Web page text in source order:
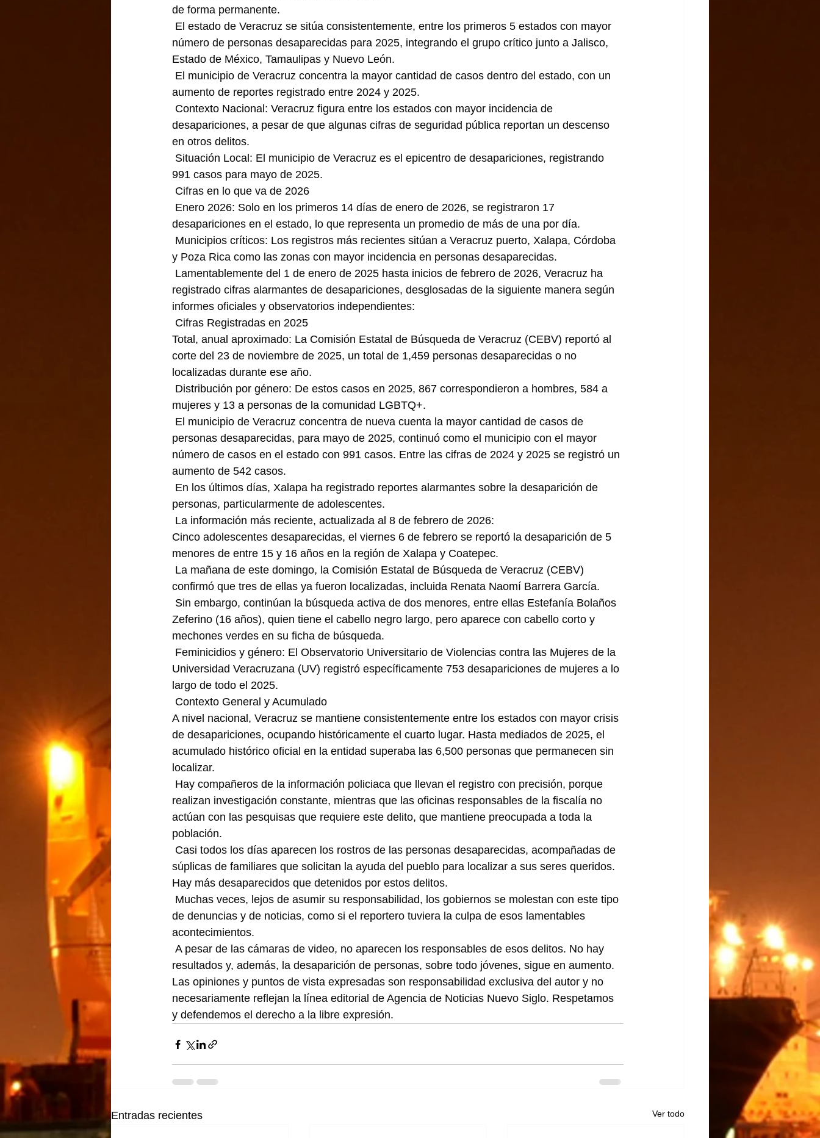
de forma permanente.
El estado de Veracruz se sitúa consistentemente, entre los primeros 5 estados con mayor
número de personas desaparecidas para 2025, integrando el grupo crítico junto a Jalisco,
Estado de México, Tamaulipas y Nuevo León.
El municipio de Veracruz concentra la mayor cantidad de casos dentro del estado, con un
aumento de reportes registrado entre 2024 y 2025.
Contexto Nacional: Veracruz figura entre los estados con mayor incidencia de
desapariciones, a pesar de que algunas cifras de seguridad pública reportan un descenso
en otros delitos.
Situación Local: El municipio de Veracruz es el epicentro de desapariciones, registrando
991 casos para mayo de 2025.
Cifras en lo que va de 2026
Enero 2026: Solo en los primeros 14 días de enero de 2026, se registraron 17
desapariciones en el estado, lo que representa un promedio de más de una por día.
Municipios críticos: Los registros más recientes sitúan a Veracruz puerto, Xalapa, Córdoba
y Poza Rica como las zonas con mayor incidencia en personas desaparecidas.
Lamentablemente del 1 de enero de 2025 hasta inicios de febrero de 2026, Veracruz ha
registrado cifras alarmantes de desapariciones, desglosadas de la siguiente manera según
informes oficiales y observatorios independientes:
Cifras Registradas en 2025
Total, anual aproximado: La Comisión Estatal de Búsqueda de Veracruz (CEBV) reportó al
corte del 23 de noviembre de 2025, un total de 1,459 personas desaparecidas o no
localizadas durante ese año.
Distribución por género: De estos casos en 2025, 867 correspondieron a hombres, 584 a
mujeres y 13 a personas de la comunidad LGBTQ+.
El municipio de Veracruz concentra de nueva cuenta la mayor cantidad de casos de
personas desaparecidas, para mayo de 2025, continuó como el municipio con el mayor
número de casos en el estado con 991 casos. Entre las cifras de 2024 y 2025 se registró un
aumento de 542 casos.
En los últimos días, Xalapa ha registrado reportes alarmantes sobre la desaparición de
personas, particularmente de adolescentes.
La información más reciente, actualizada al 8 de febrero de 2026:
Cinco adolescentes desaparecidas, el viernes 6 de febrero se reportó la desaparición de 5
menores de entre 15 y 16 años en la región de Xalapa y Coatepec.
La mañana de este domingo, la Comisión Estatal de Búsqueda de Veracruz (CEBV)
confirmó que tres de ellas ya fueron localizadas, incluida Renata Naomí Barrera García.
Sin embargo, continúan la búsqueda activa de dos menores, entre ellas Estefanía Bolaños
Zeferino (16 años), quien tiene el cabello negro largo, pero aparece con cabello corto y
mechones verdes en su ficha de búsqueda.
Feminicidios y género: El Observatorio Universitario de Violencias contra las Mujeres de la
Universidad Veracruzana (UV) registró específicamente 753 desapariciones de mujeres a lo
largo de todo el 2025.
Contexto General y Acumulado
A nivel nacional, Veracruz se mantiene consistentemente entre los estados con mayor crisis
de desapariciones, ocupando históricamente el cuarto lugar. Hasta mediados de 2025, el
acumulado histórico oficial en la entidad superaba las 6,500 personas que permanecen sin
localizar.
Hay compañeros de la información policiaca que llevan el registro con precisión, porque
realizan investigación constante, mientras que las oficinas responsables de la fiscalía no
actúan con las pesquisas que requiere este delito, que mantiene preocupada a toda la
población.
Casi todos los días aparecen los rostros de las personas desaparecidas, acompañadas de
súplicas de familiares que solicitan la ayuda del pueblo para localizar a sus seres queridos.
Hay más desaparecidos que detenidos por estos delitos.
Muchas veces, lejos de asumir su responsabilidad, los gobiernos se molestan con este tipo
de denuncias y de noticias, como si el reportero tuviera la culpa de esos lamentables
acontecimientos.
A pesar de las cámaras de video, no aparecen los responsables de esos delitos. No hay
resultados y, además, la desaparición de personas, sobre todo jóvenes, sigue en aumento.
Las opiniones y puntos de vista expresadas son responsabilidad exclusiva del autor y no
necesariamente reflejan la línea editorial de Agencia de Noticias Nuevo Siglo. Respetamos
y defendemos el derecho a la libre expresión.
Entradas recientes Ver todo